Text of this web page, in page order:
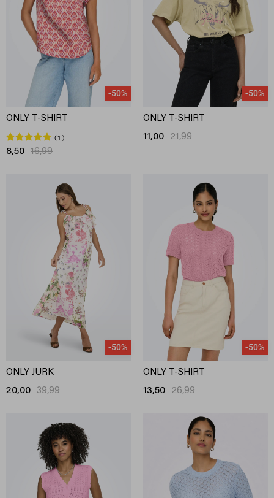
-50%
ONLY T-SHIRT
1
8,50 16,99
-50%
ONLY T-SHIRT
11,00 21,99
-50%
ONLY JURK
20,00 39,99
-50%
ONLY T-SHIRT
13,50 26,99